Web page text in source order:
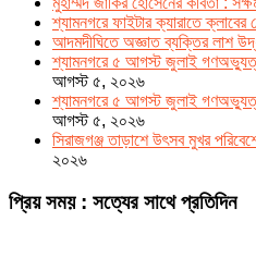
শ্যামনগরে ফাইটার ক্যারাতে ক্লাবের
আদমদীঘিতে অজ্ঞাত ব্যক্তির লাশ
শ্যামনগরে ৫ আগস্ট জুলাই
আগস্ট ৫, ২০২৬
শ্যামনগরে ৫ আগস্ট জুলাই
আগস্ট ৫, ২০২৬
সিরাজগঞ্জ তাড়াশে উৎসব মুখর
২০২৬
প্রিয় সময় : সত্যের সাথে প্রতিদিন